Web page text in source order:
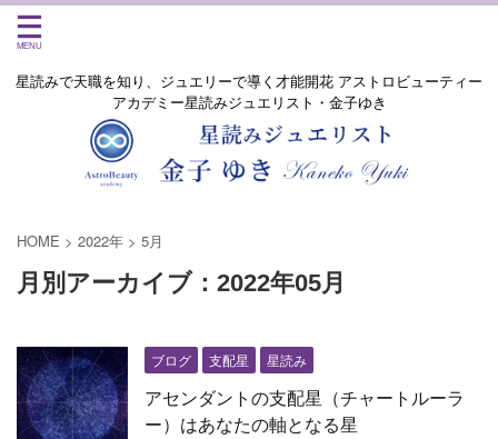
星読みで天職を知り、ジュエリーで導く才能開花 アストロビューティー
アカデミー星読みジュエリスト・金子ゆき
HOME > 2022年 > 5月
月別アーカイブ：2022年05月
ブログ 支配星 星読み
アセンダントの支配星（チャートルーラ
ー）はあなたの軸となる星